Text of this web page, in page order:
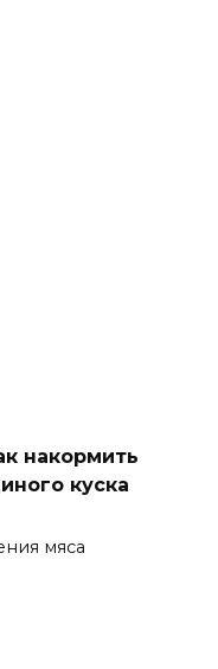
накормить
куска
мяса